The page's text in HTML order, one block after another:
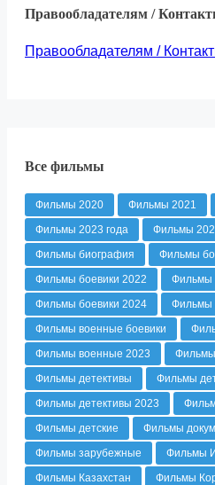
Правообладателям /
Правообладателям /
Все фильмы
Фильмы 2020 Фильмы 2021
Фильмы 2023 года
Фильмы
Фильмы биография
Фильмы
Фильмы боевики 2022
Фильмы
Фильмы боевики 2024
Фильмы
Фильмы военные боевики
Фильмы военные 2023
Фильмы детективы
Фильмы
Фильмы детективы 2023
Фильмы детские
Фильмы
Фильмы зарубежные
Фильмы
Фильмы Казахстан
Фильмы